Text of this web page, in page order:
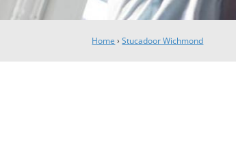
Home ›Stucadoor Wichmond